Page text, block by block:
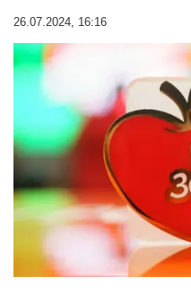
26.07.2024, 16:16